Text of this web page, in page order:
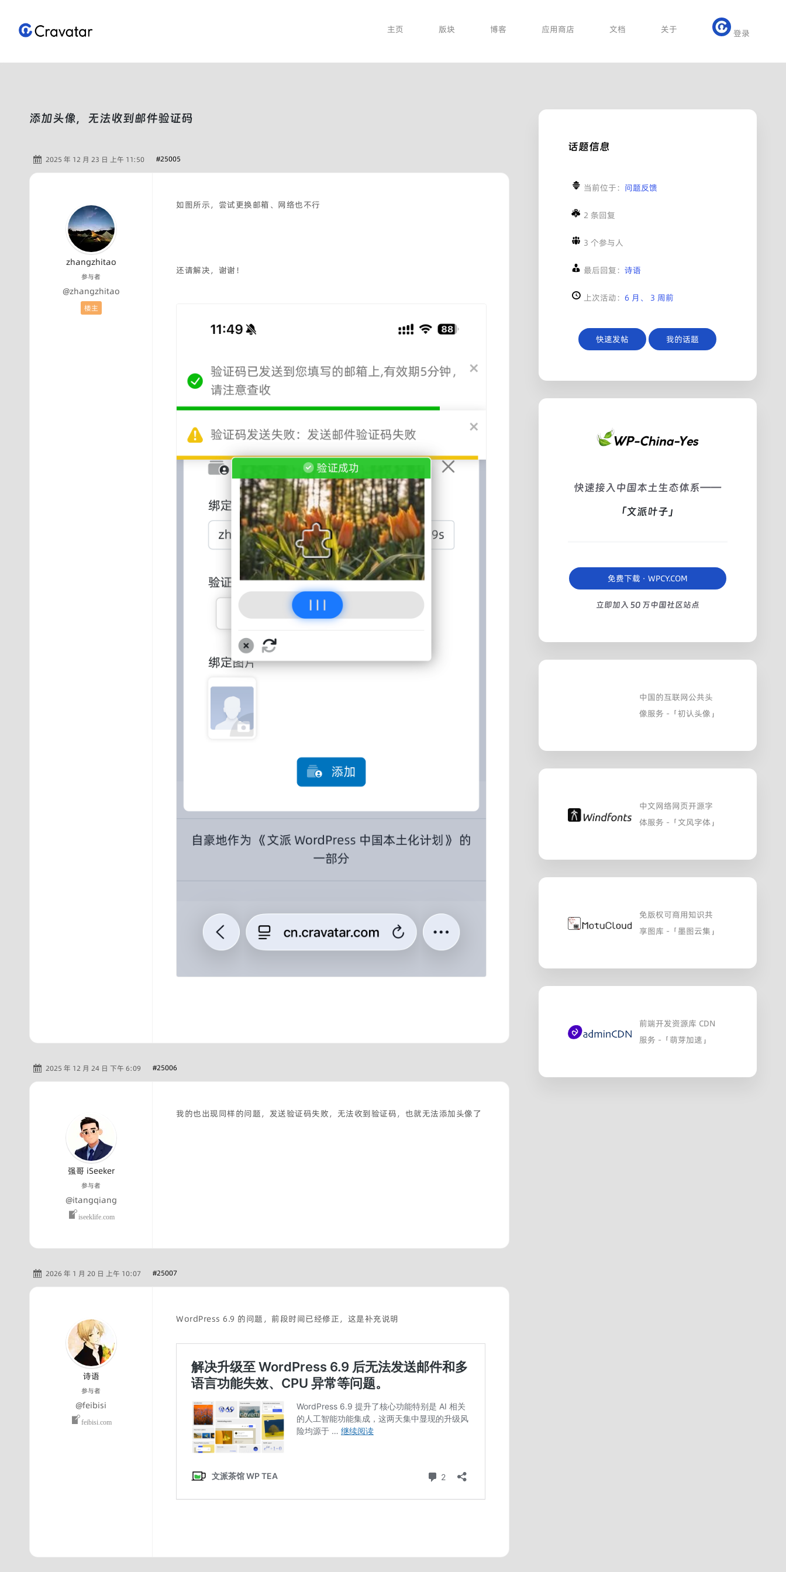
主页 版块 博客 应用商店 文档 关于 登录
添加头像，无法收到邮件验证码
2025 年 12 月 23 日 上午 11:50 #25005
zhangzhitao
参与者
@zhangzhitao
楼主
如图所示，尝试更换邮箱、网络也不行
还请解决，谢谢！
2025 年 12 月 24 日 下午 6:09 #25006
强哥 iSeeker
参与者
@itangqiang
iseeklife.com
我的也出现同样的问题，发送验证码失败，无法收到验证码，也就无法添加头像了
2026 年 1 月 20 日 上午 10:07 #25007
诗语
参与者
@feibisi
feibisi.com
WordPress 6.9 的问题，前段时间已经修正，这是补充说明
话题信息
当前位于： 问题反馈
2 条回复
3 个参与人
最后回复： 诗语
上次活动： 6 月、 3 周前
快速发帖 我的话题
快速接入中国本土生态体系——
「文派叶子」
免费下载 · WPCY.COM
立即加入 50 万中国社区站点
中国的互联网公共头
像服务 -「初认头像」
中文网络网页开源字
体服务 -「文风字体」
免版权可商用知识共
享图库 -「墨图云集」
前端开发资源库 CDN
服务 -「萌芽加速」